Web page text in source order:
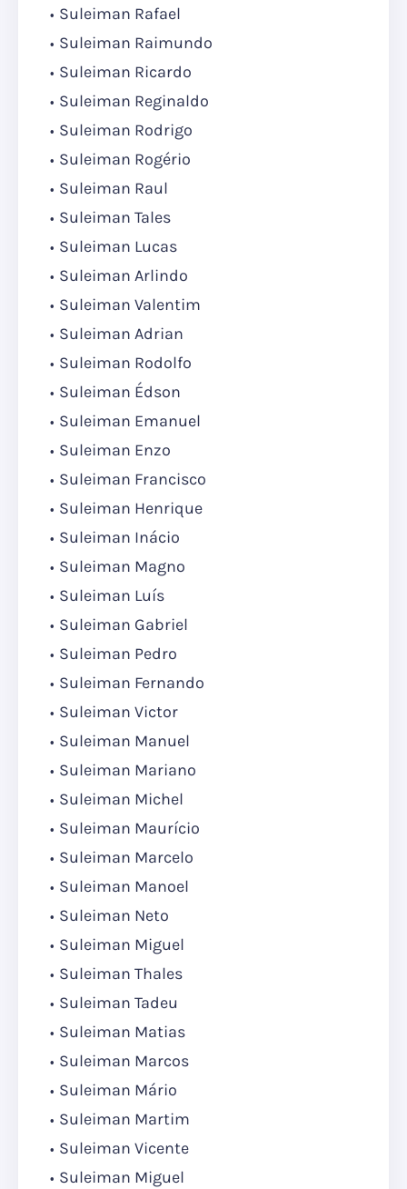
Suleiman Rafael
Suleiman Raimundo
Suleiman Ricardo
Suleiman Reginaldo
Suleiman Rodrigo
Suleiman Rogério
Suleiman Raul
Suleiman Tales
Suleiman Lucas
Suleiman Arlindo
Suleiman Valentim
Suleiman Adrian
Suleiman Rodolfo
Suleiman Édson
Suleiman Emanuel
Suleiman Enzo
Suleiman Francisco
Suleiman Henrique
Suleiman Inácio
Suleiman Magno
Suleiman Luís
Suleiman Gabriel
Suleiman Pedro
Suleiman Fernando
Suleiman Victor
Suleiman Manuel
Suleiman Mariano
Suleiman Michel
Suleiman Maurício
Suleiman Marcelo
Suleiman Manoel
Suleiman Neto
Suleiman Miguel
Suleiman Thales
Suleiman Tadeu
Suleiman Matias
Suleiman Marcos
Suleiman Mário
Suleiman Martim
Suleiman Vicente
Suleiman Miguel